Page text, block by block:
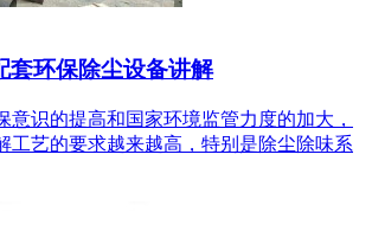
套环保除尘设备讲解
意识的提高和国家环境监管力度的加大，
工艺的要求越来越高，特别是除尘除味系